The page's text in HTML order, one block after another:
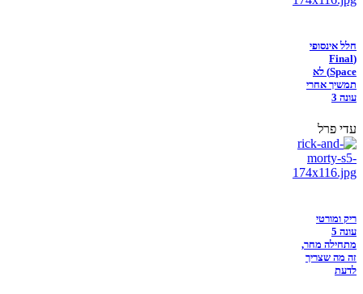
חלל אינסופי
(Final
Space) לא
תמשיך אחרי
עונה 3
עדי פרל
ריק ומורטי
עונה 5
מתחילה מחר,
זה מה שצריך
לדעת